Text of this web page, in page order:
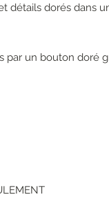
détails dorés dans
par un bouton doré